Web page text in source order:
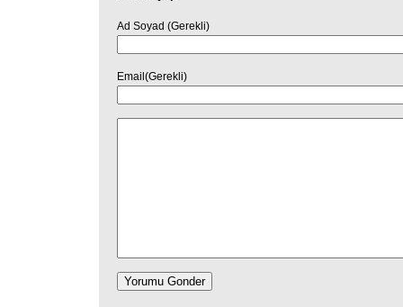
Ad Soyad (Gerekli)
Email(Gerekli)